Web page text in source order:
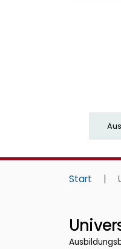
Start |